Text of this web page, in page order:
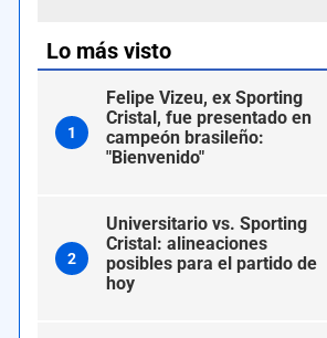
Lo más visto
1
Felipe Vizeu, ex Sporting
Cristal, fue presentado en
campeón brasileño:
"Bienvenido"
2
Universitario vs. Sporting
Cristal: alineaciones
posibles para el partido de
hoy